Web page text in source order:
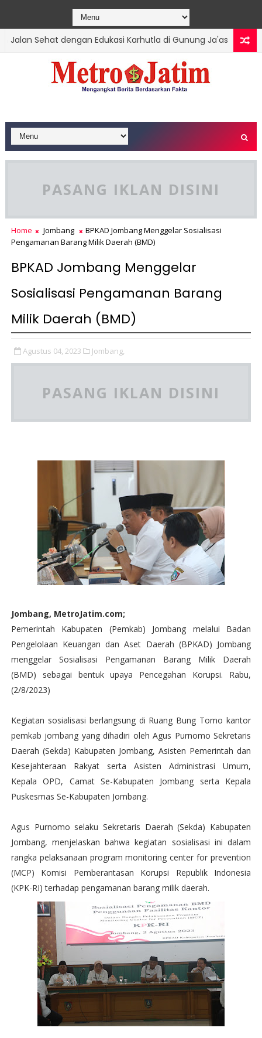
Sehat dengan Edukasi Karhutla di Gunung Ja'as
PASANG IKLAN DISINI
Home Jombang
BPKAD Jombang Menggelar Sosialisasi
Pengamanan Barang Milik Daerah (BMD)
BPKAD Jombang Menggelar
Sosialisasi Pengamanan Barang
Milik Daerah (BMD)
Agustus 04, 2023 Jombang,
PASANG IKLAN DISINI
Jombang, MetroJatim.com;
Pemerintah Kabupaten (Pemkab) Jombang melalui Badan
Pengelolaan Keuangan dan Aset Daerah (BPKAD) Jombang
menggelar Sosialisasi Pengamanan Barang Milik Daerah
(BMD) sebagai bentuk upaya Pencegahan Korupsi. Rabu,
(2/8/2023)
Kegiatan sosialisasi berlangsung di Ruang Bung Tomo kantor
pemkab jombang yang dihadiri oleh Agus Purnomo Sekretaris
Daerah (Sekda) Kabupaten Jombang, Asisten Pemerintah dan
Kesejahteraan Rakyat serta Asisten Administrasi Umum,
Kepala OPD, Camat Se-Kabupaten Jombang serta Kepala
Puskesmas Se-Kabupaten Jombang.
Agus Purnomo selaku Sekretaris Daerah (Sekda) Kabupaten
Jombang, menjelaskan bahwa kegiatan sosialisasi ini dalam
rangka pelaksanaan program monitoring center for prevention
(MCP) Komisi Pemberantasan Korupsi Republik Indonesia
(KPK-RI) terhadap pengamanan barang milik daerah.